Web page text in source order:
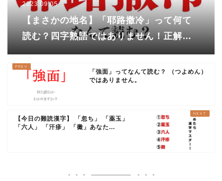
2023.09.05
【まさかの地名】「耶路撒冷」って何て
読む？四字熟語ではありません！正解は
有名なあの地のこと！
「強面」ってなんて読む？ （つよめん）
ではありません。
【今日の難読漢字】 「忽ち」 「薬玉」
「六人」 「汗疹」 「黴」あなた...